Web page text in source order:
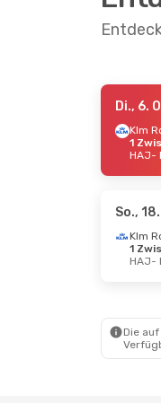
- Mo., 7.
1
- Di., 15.
1 Zwischenstopp
Di., 6.
1
HAJ-
So.,
1
HAJ-
Die